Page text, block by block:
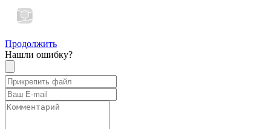
Продолжить
Нашли ошибку?